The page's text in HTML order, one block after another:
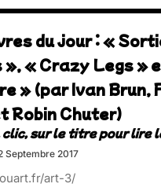
du jour : «
», « Crazy Legs »
» (par Ivan Brun,
Robin Chuter)
Septembre 2017
art-3/